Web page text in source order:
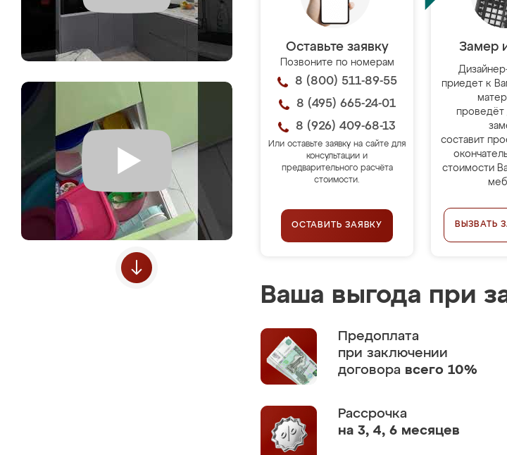
Оставьте заявку
Позвоните по номерам
8 (800) 511-89-55
8 (495) 665-24-01
8 (926) 409-68-13
Или оставьте заявку на сайте для
консультации и
предварительного расчёта
стоимости.
ОСТАВИТЬ ЗАЯВКУ
Замер
приедет к
проведёт
составит
стоимости
ВЫЗВАТЬ
Ваша выгода при
Предоплата
при заключении
договора всего 10%
Рассрочка
на 3, 4, 6 месяцев